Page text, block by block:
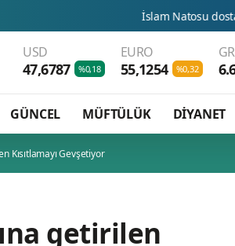
İslam Natosu dosta güven
USD
47,6787 %0,18
EURO
55,1254 %0,32
GÜNCEL MÜFTÜLÜK DİYANET
Kısıtlamayı Gevşetiyor
getirilen